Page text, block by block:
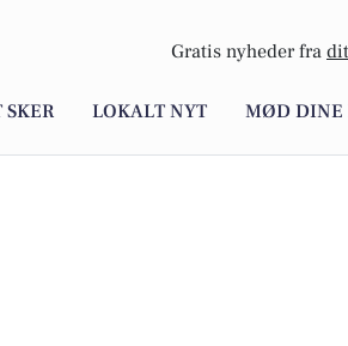
Gratis nyheder fra dit
SKER LOKALT NYT MØD DINE